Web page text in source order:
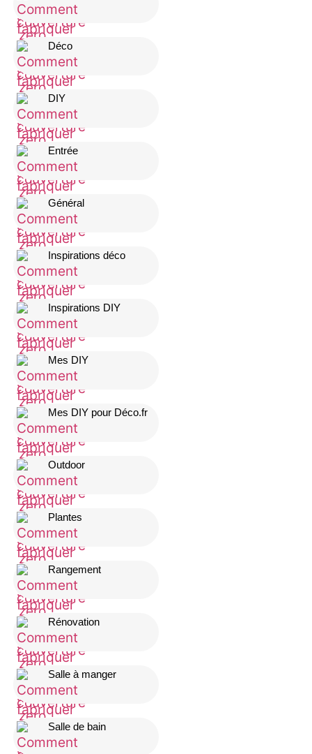
Déco
DIY
Entrée
Général
Inspirations déco
Inspirations DIY
Mes DIY
Mes DIY pour Déco.fr
Outdoor
Plantes
Rangement
Rénovation
Salle à manger
Salle de bain